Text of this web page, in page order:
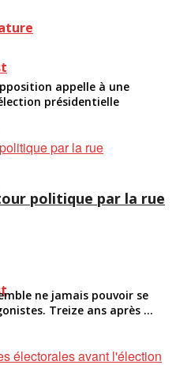
appelle à une
présidentielle
politique par la rue
ne jamais pouvoir se
Treize ans après ...